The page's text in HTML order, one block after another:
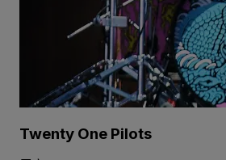
Twenty One Pilots